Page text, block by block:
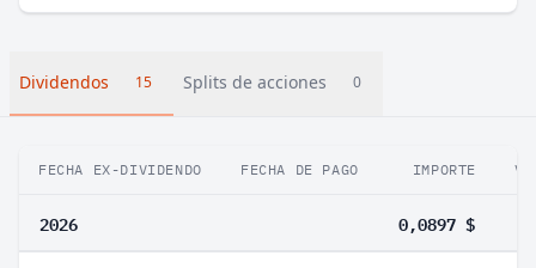
Dividendos 15 Splits de acciones 0
FECHA EX-DIVIDENDO FECHA DE PAGO IMPORTE
2026 0,0897 $